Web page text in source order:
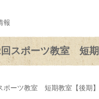
スポーツ教室 短期
ーツ教室 短期教室【後期